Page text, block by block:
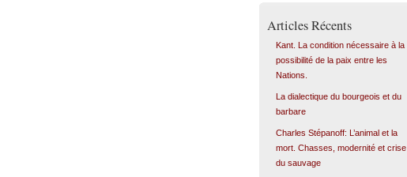
Articles Récents
Kant. La condition nécessaire à la
possibilité de la paix entre les
Nations.
La dialectique du bourgeois et du
barbare
Charles Stépanoff: L’animal et la
mort. Chasses, modernité et crise
du sauvage